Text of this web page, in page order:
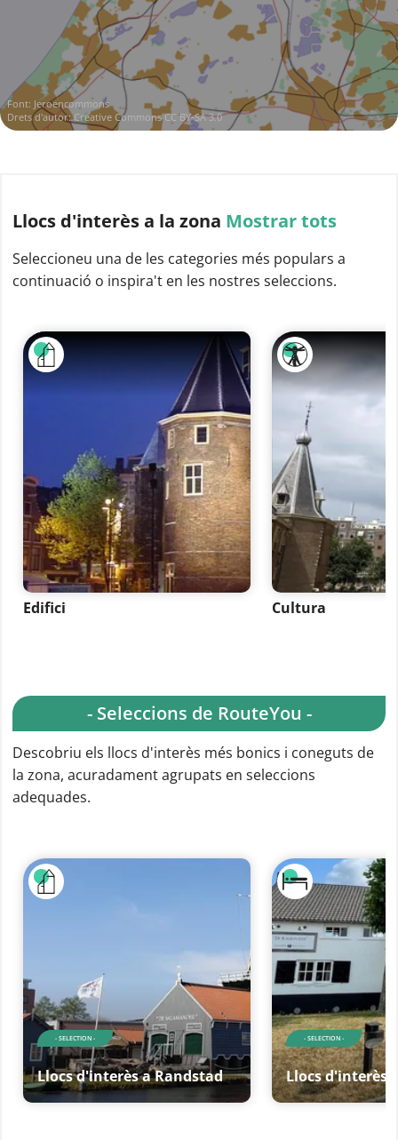
Font: Jeroencommons
Drets d'autor:Creative Commons CC BY-SA 3.0
Llocs d'interèsa la zona Mostrar tots
Seleccioneu una de les categories més populars a
continuació o inspira't en les nostres seleccions.
Edifici Cultura
- Seleccions de RouteYou -
Descobriu els llocs d'interès més bonics i coneguts de
la zona, acuradament agrupats en seleccions
adequades.
- SELECTION -
Llocs d'interès a Randstad
- SELECTION -
Llocs d'interès